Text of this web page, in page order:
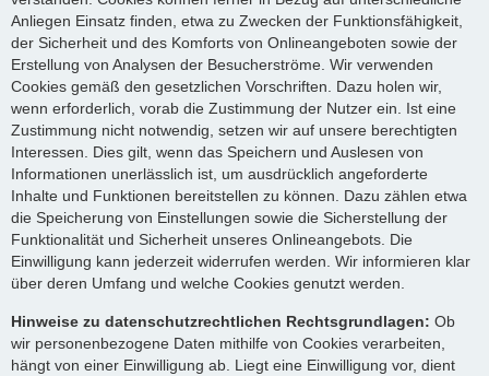
Anliegen Einsatz finden, etwa zu Zwecken der Funktionsfähigkeit,
der Sicherheit und des Komforts von Onlineangeboten sowie der
Erstellung von Analysen der Besucherströme. Wir verwenden
Cookies gemäß den gesetzlichen Vorschriften. Dazu holen wir,
wenn erforderlich, vorab die Zustimmung der Nutzer ein. Ist eine
Zustimmung nicht notwendig, setzen wir auf unsere berechtigten
Interessen. Dies gilt, wenn das Speichern und Auslesen von
Informationen unerlässlich ist, um ausdrücklich angeforderte
Inhalte und Funktionen bereitstellen zu können. Dazu zählen etwa
die Speicherung von Einstellungen sowie die Sicherstellung der
Funktionalität und Sicherheit unseres Onlineangebots. Die
Einwilligung kann jederzeit widerrufen werden. Wir informieren klar
über deren Umfang und welche Cookies genutzt werden.
Hinweise zu datenschutzrechtlichen Rechtsgrundlagen: Ob
wir personenbezogene Daten mithilfe von Cookies verarbeiten,
hängt von einer Einwilligung ab. Liegt eine Einwilligung vor, dient